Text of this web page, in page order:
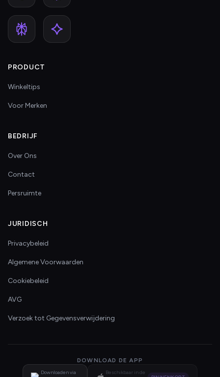
PRODUCT
Winkeltips
Voor Merken
BEDRIJF
Over Ons
Contact
Persruimte
JURIDISCH
Privacybeleid
Algemene Voorwaarden
Cookiebeleid
AVG
Verzoek tot Gegevensverwijdering
DOWNLOAD DE APP
Downloaden via Beschikbaar in de